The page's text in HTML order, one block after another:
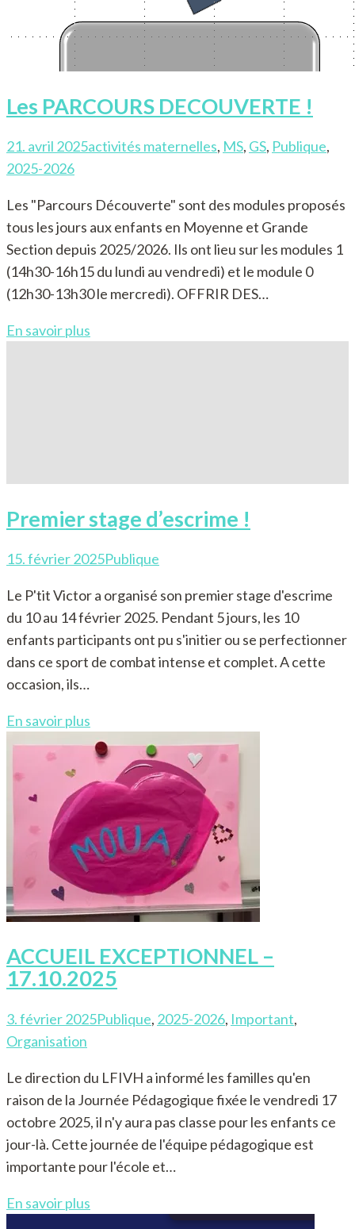
Les PARCOURS DECOUVERTE !
21. avril 2025activités maternelles, MS, GS, Publique,
2025-2026
Les "Parcours Découverte" sont des modules proposés
tous les jours aux enfants en Moyenne et Grande
Section depuis 2025/2026. Ils ont lieu sur les modules 1
(14h30-16h15 du lundi au vendredi) et le module 0
(12h30-13h30 le mercredi). OFFRIR DES…
En savoir plus
Premier stage d’escrime !
15. février 2025Publique
Le P'tit Victor a organisé son premier stage d'escrime
du 10 au 14 février 2025. Pendant 5 jours, les 10
enfants participants ont pu s'initier ou se perfectionner
dans ce sport de combat intense et complet. A cette
occasion, ils…
En savoir plus
ACCUEIL EXCEPTIONNEL –
17.10.2025
3. février 2025Publique, 2025-2026, Important,
Organisation
Le direction du LFIVH a informé les familles qu'en
raison de la Journée Pédagogique fixée le vendredi 17
octobre 2025, il n'y aura pas classe pour les enfants ce
jour-là. Cette journée de l'équipe pédagogique est
importante pour l'école et…
En savoir plus